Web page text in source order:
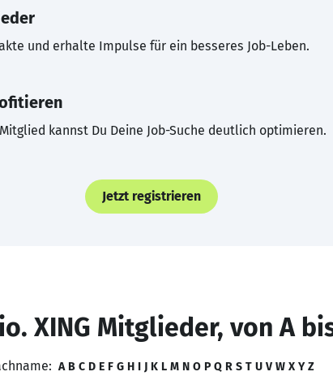
und erhalte Impulse für ein besseres Job-Leben.
kannst Du Deine Job-Suche deutlich optimieren.
Jetzt registrieren
XING Mitglieder, von A
A B C D E F G H I J K L M N O P Q R S T U V W X Y Z